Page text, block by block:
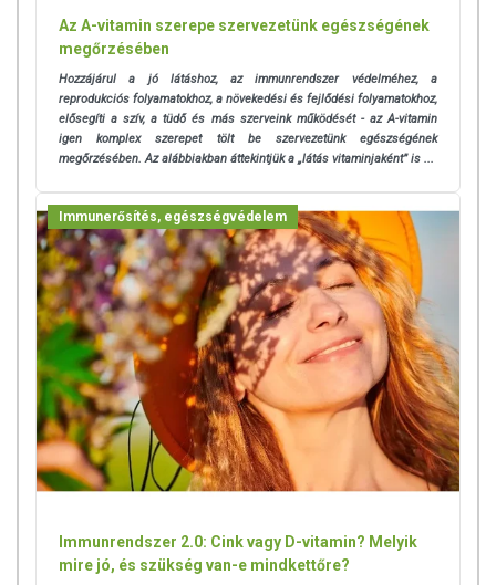
Az A-vitamin szerepe szervezetünk egészségének
megőrzésében
Hozzájárul a jó látáshoz, az immunrendszer védelméhez, a
reprodukciós folyamatokhoz, a növekedési és fejlődési folyamatokhoz,
elősegíti a szív, a tüdő és más szerveink működését - az A-vitamin
igen komplex szerepet tölt be szervezetünk egészségének
megőrzésében. Az alábbiakban áttekintjük a „látás vitaminjaként” is ...
Immunerősítés, egészségvédelem
Immunrendszer 2.0: Cink vagy D-vitamin? Melyik
mire jó, és szükség van-e mindkettőre?